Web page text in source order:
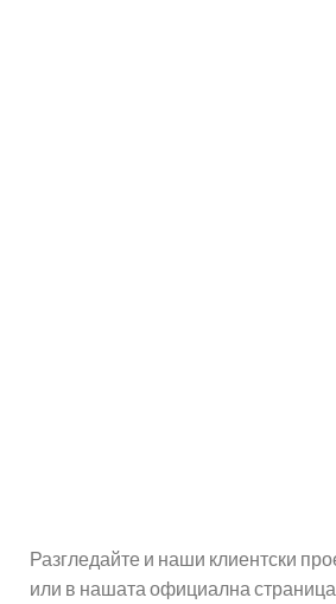
Разгледайте и наши клиентски
или в нашата официална